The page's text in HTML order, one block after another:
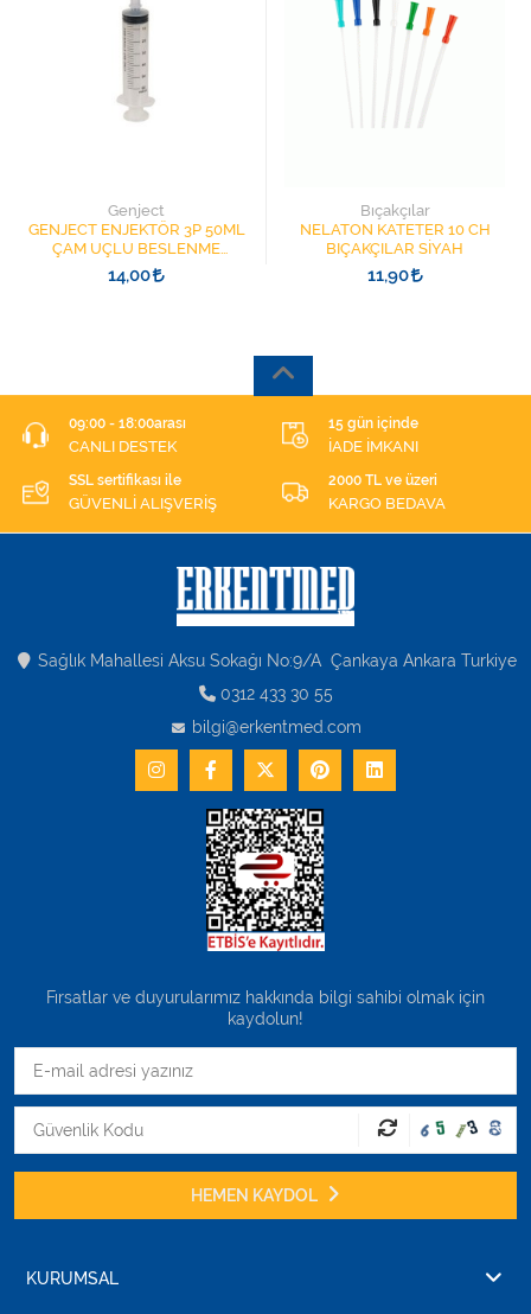
Genject
GENJECT ENJEKTÖR 3P 50ML
ÇAM UÇLU BESLENME
ŞIRINGASI 1852412 KATATER
UÇLU
14,00
Bıçakçılar
NELATON KATETER 10 CH
BIÇAKÇILAR SİYAH
11,90
09:00 - 18:00arası
CANLI DESTEK
15 gün içinde
İADE İMKANI
SSL sertifikası ile
GÜVENLİ ALIŞVERİŞ
2000 TL ve üzeri
KARGO BEDAVA
Sağlık Mahallesi Aksu Sokağı No:9/A Çankaya Ankara Turkiye
0312 433 30 55
bilgi@erkentmed.com
Fırsatlar ve duyurularımız hakkında bilgi sahibi olmak için
kaydolun!
HEMEN KAYDOL
KURUMSAL